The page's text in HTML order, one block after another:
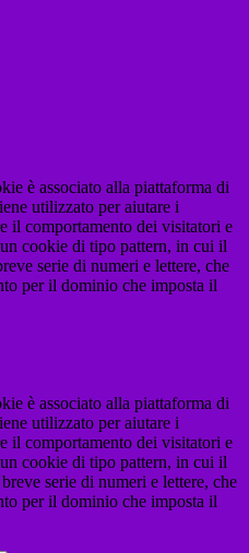
è associato alla piattaforma di
utilizzato per aiutare i
il comportamento dei visitatori e
cookie di tipo pattern, in cui il
serie di numeri e lettere, che
per il dominio che imposta il
è associato alla piattaforma di
utilizzato per aiutare i
il comportamento dei visitatori e
cookie di tipo pattern, in cui il
serie di numeri e lettere, che
per il dominio che imposta il